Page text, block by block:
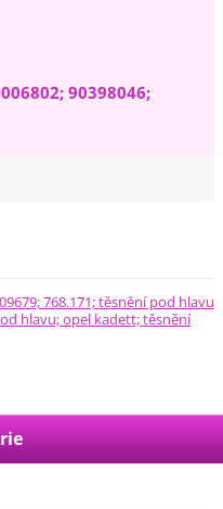
90398046;
768.171; těsnění pod hlavu
hlavu; opel kadett; těsnění